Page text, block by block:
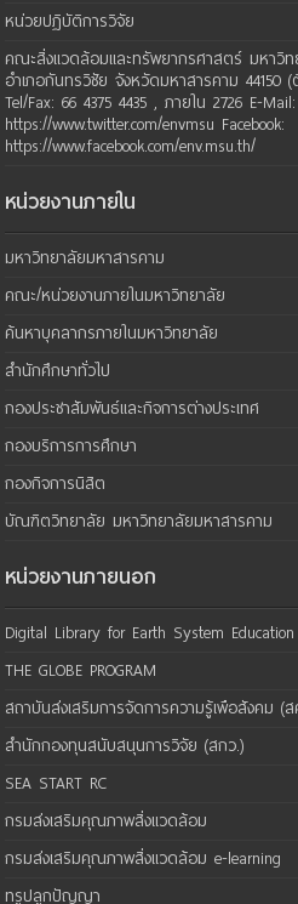
หน่วยปฏิบัติการวิจัย
คณะสิ่งแวดล้อมและทรัพยากรศาสตร์ มหาวิ
อำเภอกันทรวิชัย จังหวัดมหาสารคาม
Tel/Fax: 66 4375 4435 , ภายใน 2726 E-
https://www.twitter.com/envmsu Facebook:
https://www.facebook.com/env.msu.th/
หน่วยงานภายใน
มหาวิทยาลัยมหาสารคาม
คณะ/หน่วยงานภายในมหาวิทยาลัย
ค้นหาบุคลากรภายในมหาวิทยาลัย
สำนักศึกษาทั่วไป
กองประชาสัมพันธ์และกิจการต่างประเทศ
กองบริการการศึกษา
กองกิจการนิสิต
บัณฑิตวิทยาลัย มหาวิทยาลัยมหาสารคาม
หน่วยงานภายนอก
Digital Library for Earth System Education
THE GLOBE PROGRAM
สถาบันส่งเสริมการจัดการความรู้เพือสังคม (
สำนักกองทุนสนับสนุนการวิจัย (สกว.)
SEA START RC
กรมส่งเสริมคุณภาพสิ่งแวดล้อม
กรมส่งเสริมคุณภาพสิ่งแวดล้อม e-learning
ทรูปลูกปัญญา